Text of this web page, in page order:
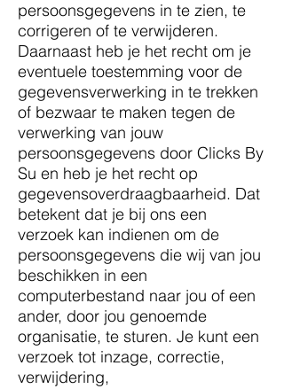
persoonsgegevens in te zien, te
corrigeren of te verwijderen.
Daarnaast heb je het recht om je
eventuele toestemming voor de
gegevensverwerking in te trekken
of bezwaar te maken tegen de
verwerking van jouw
persoonsgegevens door Clicks By
Su en heb je het recht op
gegevensoverdraagbaarheid. Dat
betekent dat je bij ons een
verzoek kan indienen om de
persoonsgegevens die wij van jou
beschikken in een
computerbestand naar jou of een
ander, door jou genoemde
organisatie, te sturen. Je kunt een
verzoek tot inzage, correctie,
verwijdering,